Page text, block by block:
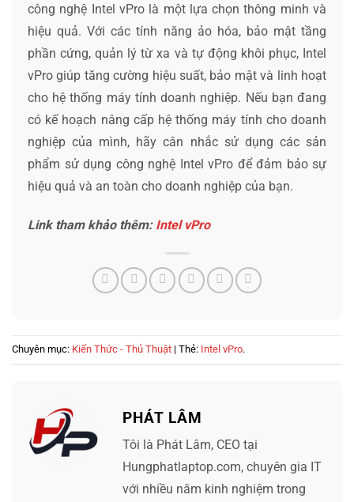
công nghệ Intel vPro là một lựa chọn thông minh và
hiệu quả. Với các tính năng ảo hóa, bảo mật tầng
phần cứng, quản lý từ xa và tự động khôi phục, Intel
vPro giúp tăng cường hiệu suất, bảo mật và linh hoạt
cho hệ thống máy tính doanh nghiệp. Nếu bạn đang
có kế hoạch nâng cấp hệ thống máy tính cho doanh
nghiệp của mình, hãy cân nhắc sử dụng các sản
phẩm sử dụng công nghệ Intel vPro để đảm bảo sự
hiệu quả và an toàn cho doanh nghiệp của bạn.
Link tham khảo thêm: Intel vPro
Chuyên mục: Kiến Thức - Thủ Thuật | Thẻ: Intel vPro.
PHÁT LÂM
Tôi là Phát Lâm, CEO tại
Hungphatlaptop.com, chuyên gia IT
với nhiều năm kinh nghiệm trong